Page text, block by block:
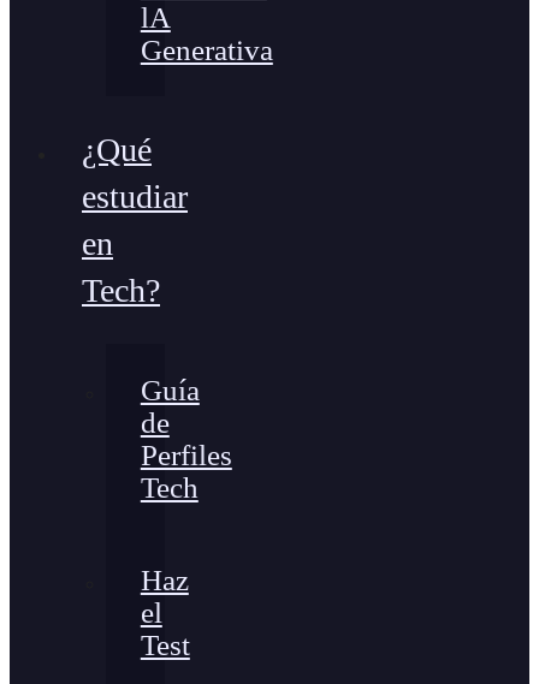
lA
Generativa
¿Qué
estudiar
en
Tech?
Guía
de
Perfiles
Tech
Haz
el
Test